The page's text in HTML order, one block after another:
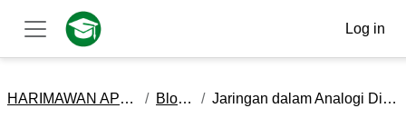
Skip to main content
Side panel
Log in
HARIMAWAN APRIANTO, S.Si PTK Blog entries Jaringan dalam Analogi Distribusi Pengantaran Paket